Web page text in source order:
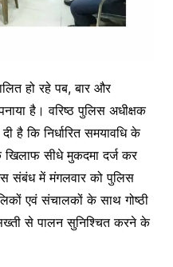
हो रहे पब, बार और
है। वरिष्ठ पुलिस अधीक्षक
है कि निर्धारित समयावधि के
खिलाफ सीधे मुकदमा दर्ज कर
संबंध में मंगलवार को पुलिस
एवं संचालकों के साथ गोष्ठी
से पालन सुनिश्चित करने के